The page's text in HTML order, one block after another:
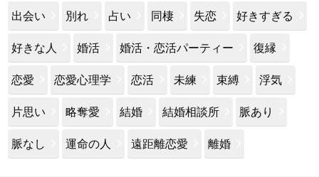
出会い 別れ 占い 同棲 失恋 好きすぎる
好きな人 婚活 婚活・恋活パーティー 復縁
恋愛 恋愛心理学 恋活 未練 束縛 浮気
片思い 略奪愛 結婚 結婚相談所 脈あり
脈なし 運命の人 遠距離恋愛 離婚